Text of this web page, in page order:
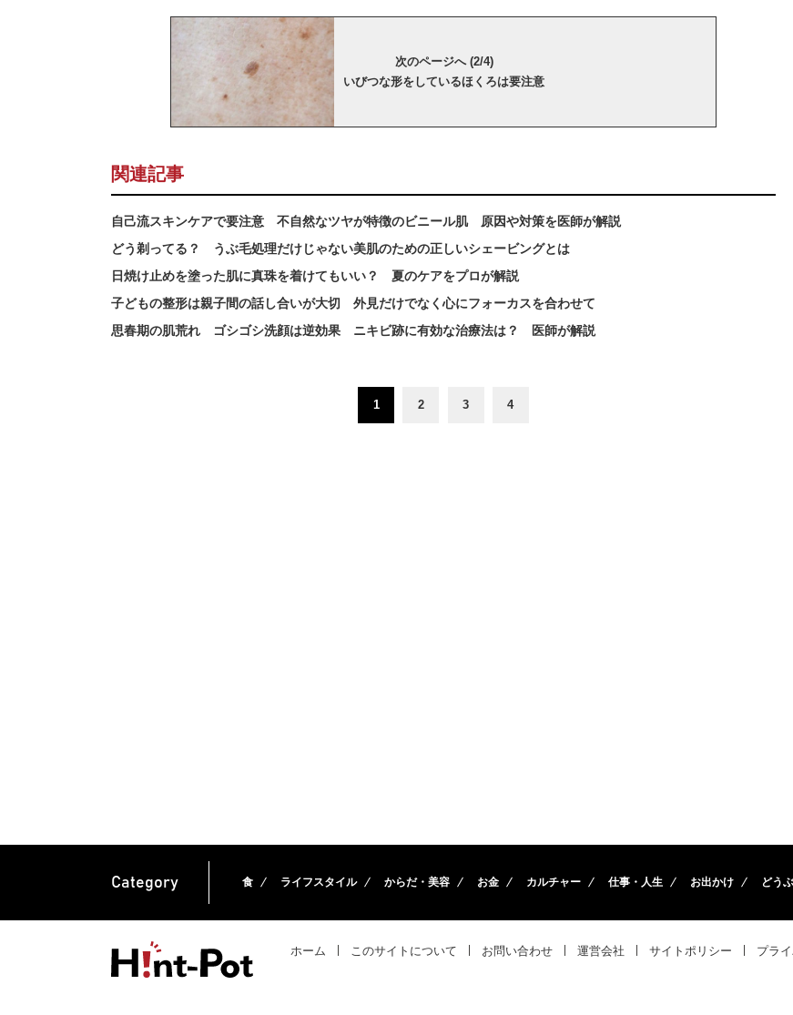
次のページへ (2/4)
いびつな形をしているほくろは要注意
関連記事
自己流スキンケアで要注意 不自然なツヤが特徴のビニール肌 原因や対策を医師が解説
どう剃ってる？ うぶ毛処理だけじゃない美肌のための正しいシェービングとは
日焼け止めを塗った肌に真珠を着けてもいい？ 夏のケアをプロが解説
子どもの整形は親子間の話し合いが大切 外見だけでなく心にフォーカスを合わせて
思春期の肌荒れ ゴシゴシ洗顔は逆効果 ニキビ跡に有効な治療法は？ 医師が解説
1 2 3 4
Category 食 ライフスタイル からだ・美容 お金 カルチャー 仕事・人生 お出かけ どう
ホーム このサイトについて お問い合わせ 運営会社 サイトポリシー プラ